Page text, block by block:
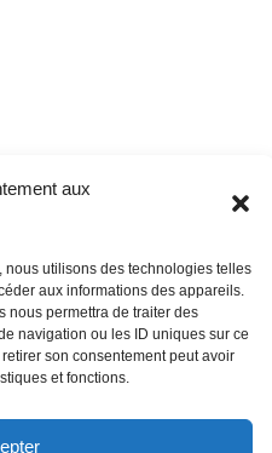
aux
nous utilisons des technologies telles
aux informations des appareils.
nous permettra de traiter des
navigation ou les ID uniques sur ce
son consentement peut avoir
et fonctions.
Générales de Ventes
légales